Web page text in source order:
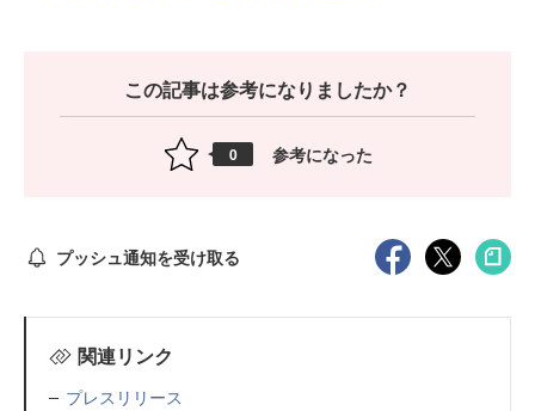
この記事は参考になりましたか？
0 参考になった
プッシュ通知を受け取る
関連リンク
プレスリリース